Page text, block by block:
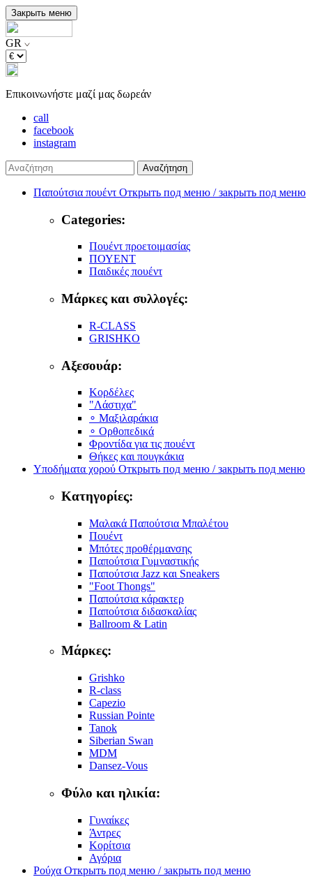
Закрыть меню
GR
Επικοινωνήστε μαζί μας δωρεάν
call
facebook
instagram
Αναζήτηση
Παπούτσια πουέντ Открыть под меню / закрыть под меню
Categories:
Πουέντ προετοιμασίας
ΠΟΥΕΝΤ
Παιδικές πουέντ
Μάρκες και συλλογές:
R-CLASS
GRISHKO
Αξεσουάρ:
Κορδέλες
"Λάστιχα"
∘ Μαξιλαράκια
∘ Ορθοπεδικά
Φροντίδα για τις πουέντ
Θήκες και πουγκάκια
Υποδήματα χορού Открыть под меню / закрыть под меню
Κατηγορίες:
Μαλακά Παπούτσια Μπαλέτου
Πουέντ
Μπότες προθέρμανσης
Παπούτσια Γυμναστικής
Παπούτσια Jazz και Sneakers
"Foot Thongs"
Παπούτσια κάρακτερ
Παπούτσια διδασκαλίας
Ballroom & Latin
Μάρκες:
Grishko
R-class
Capezio
Russian Pointe
Tanok
Siberian Swan
MDM
Dansez-Vous
Φύλο και ηλικία:
Γυναίκες
Άντρες
Κορίτσια
Αγόρια
Ρούχα Открыть под меню / закрыть под меню